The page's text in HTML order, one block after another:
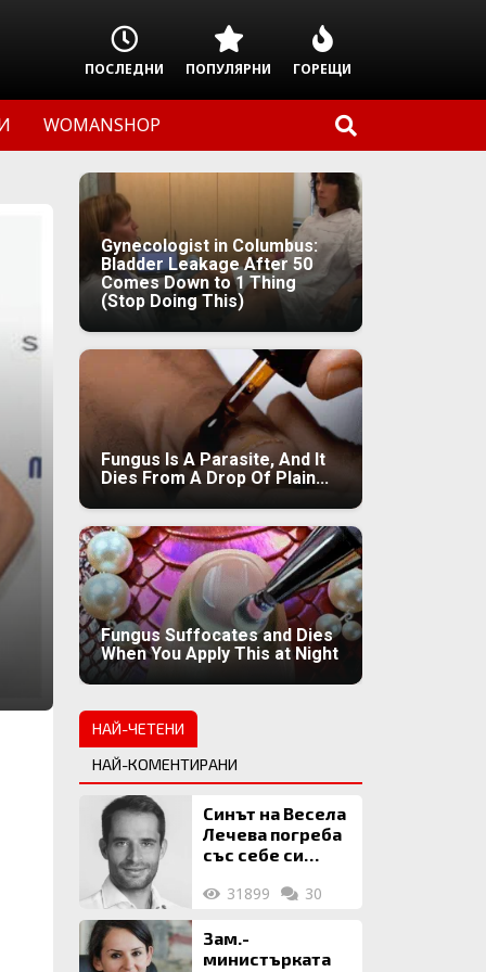
ПОСЛЕДНИ ПОПУЛЯРНИ ГОРЕЩИ
WOMANSHOP
Gynecologist in Columbus:
Bladder Leakage After 50
Comes Down to 1 Thing
(Stop Doing This)
Fungus Is A Parasite, And It
Dies From A Drop Of Plain...
Fungus Suffocates and Dies
When You Apply This at Night
НАЙ-ЧЕТЕНИ
НАЙ-КОМЕНТИРАНИ
Синът на Весела
Лечева погреба
със себе си
млн. евро
31899 30
Зам.-
министърката